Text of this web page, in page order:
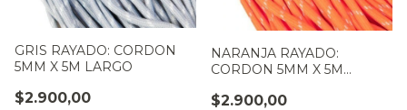
GRIS RAYADO: CORDON
5MM X 5M LARGO
$2.900,00
NARANJA RAYADO:
CORDON 5MM X 5M
$2.900,00